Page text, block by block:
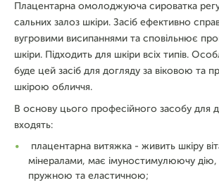
Плацентарна омолоджуюча сироватка
сальних залоз шкіри. Засіб ефективно
вугровими висипаннями та сповільнює
шкіри. Підходить для шкіри всіх типів.
буде цей засіб для догляду за віковою та
шкірою обличчя.
В основу цього професійного засобу для
входять:
плацентарна витяжка - живить шкіру
мінералами, має імуностимулюючу дію,
пружною та еластичною;